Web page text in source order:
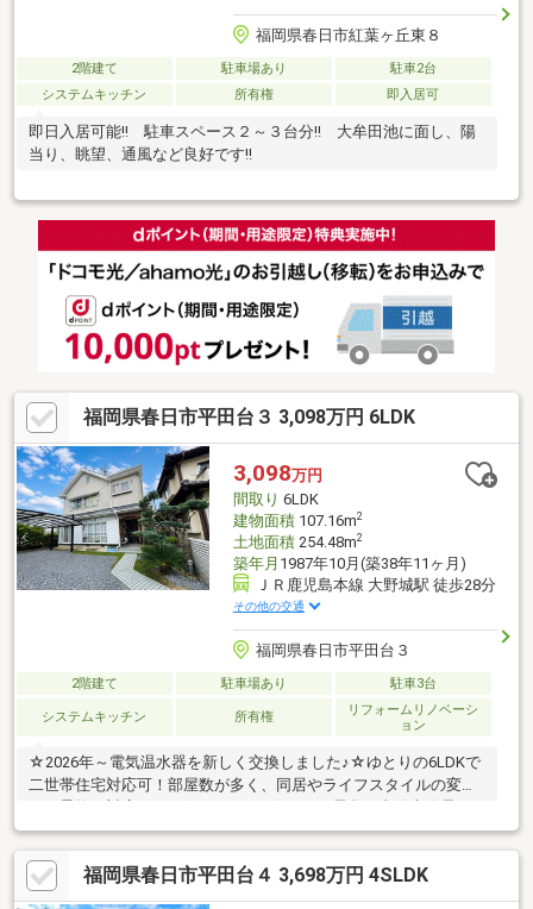
福岡県春日市紅葉ヶ丘東８
2階建て 駐車場あり
駐車2台
システムキッチン
所有権 即入居可
即日入居可能!! 駐車スペース２～３台分!! 大牟田池に面し、陽
当り、眺望、通風など良好です!!
福岡県春日市平田台３ 3,098万円 6LDK
3,098万円
間取り 6LDK
建物面積107.16m2
土地面積254.48m2
築年月 1987年10月(築38年11ヶ月)
ＪＲ鹿児島本線 大野城駅 徒歩28分
その他の交通
福岡県春日市平田台３
2階建て 駐車場あり 駐車3台
システムキッチン 所有権
リフォームリノベーシ
ョン
☆2026年～電気温水器を新しく交換しました♪☆ゆとりの6LDKで
二世帯住宅対応可！部屋数が多く、同居やライフスタイルの変化
にも柔軟に対応できる住まいです♪☆オール電化＋太陽光発電シ
ステムで光熱費を削減！安心・安全な暮らし♪☆トイレ（昨年交
換）、洗面台（2年前交換）と気になる設備が更新済み♪☆駐車3
台以上可！（カーポート2台分）来客時や複数台所有のご家庭にも
安心の駐車スペースを確保♪☆セブン-イレブン福岡春日店まで徒
福岡県春日市平田台４ 3,698万円 4SLDK